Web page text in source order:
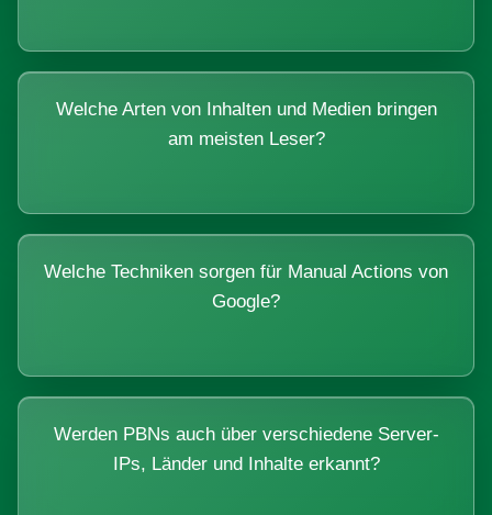
Welche Arten von Inhalten und Medien bringen
am meisten Leser?
Welche Techniken sorgen für Manual Actions von
Google?
Werden PBNs auch über verschiedene Server-
IPs, Länder und Inhalte erkannt?